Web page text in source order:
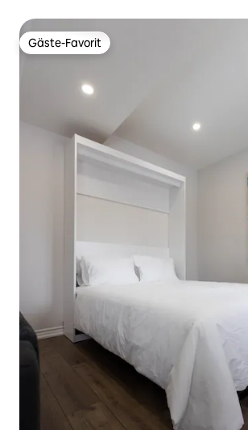
Gäste-Favorit
Gäste-Favorit